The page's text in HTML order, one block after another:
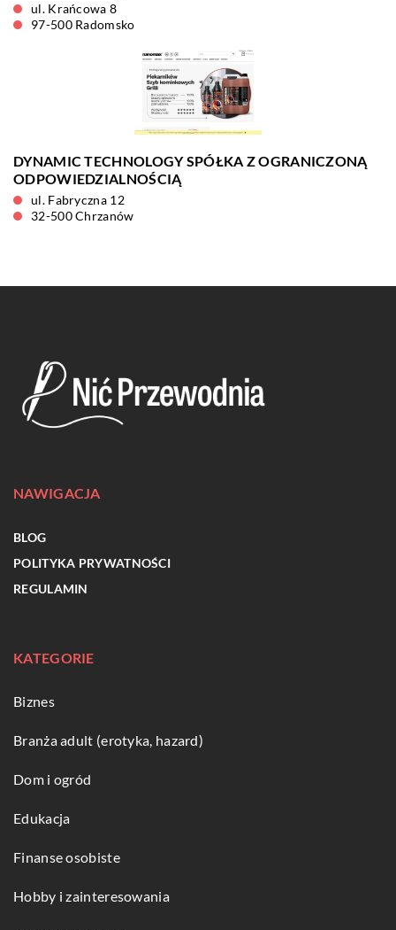
ul. Krańcowa 8
97-500 Radomsko
DYNAMIC TECHNOLOGY SPÓŁKA Z OGRANICZONĄ
ODPOWIEDZIALNOŚCIĄ
ul. Fabryczna 12
32-500 Chrzanów
NAWIGACJA
BLOG
POLITYKA PRYWATNOŚCI
REGULAMIN
KATEGORIE
Biznes
Branża adult (erotyka, hazard)
Dom i ogród
Edukacja
Finanse osobiste
Hobby i zainteresowania